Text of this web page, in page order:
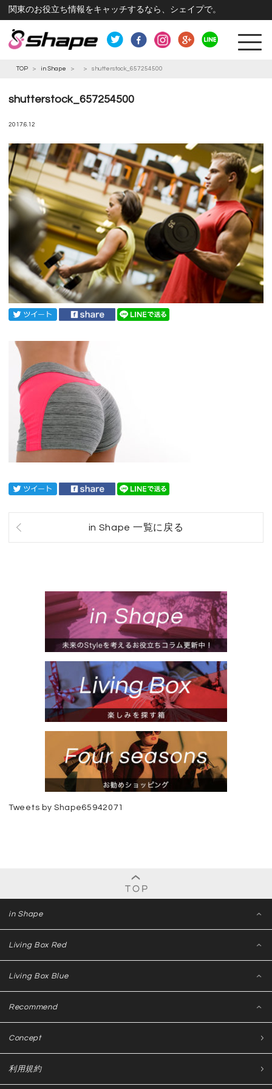
関東のお役立ち情報をキャッチするなら、シェイプで。
TOP > in Shape > > shutterstock_657254500
shutterstock_657254500
2017.6.12
in Shape 一覧に戻る
Tweets by Shape65942071
in Shape
Living Box Red
Living Box Blue
Recommend
Concept
利用規約